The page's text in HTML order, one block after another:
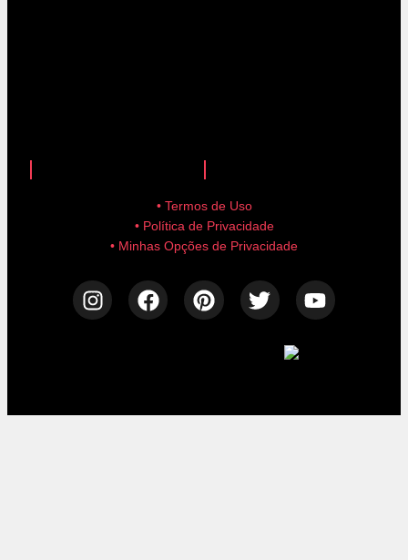
• Termos de Uso
• Política de Privacidade
• Minhas Opções de Privacidade